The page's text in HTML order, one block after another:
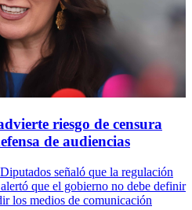
riesgo de censura
de audiencias
señaló que la regulación
que el gobierno no debe definir
los medios de comunicación